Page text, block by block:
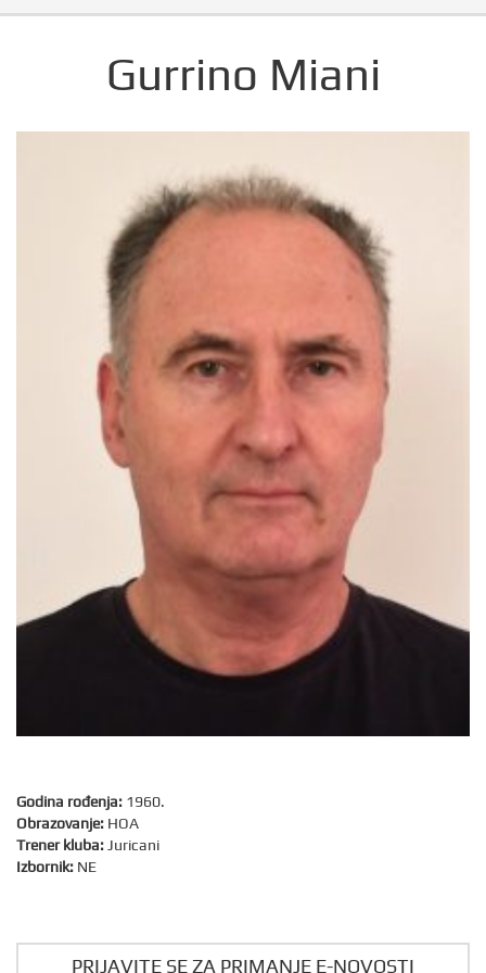
Gurrino Miani
Godina rođenja: 1960.
Obrazovanje: HOA
Trener kluba:Juricani
Izbornik: NE
PRIJAVITE SE ZA PRIMANJE E-NOVOSTI